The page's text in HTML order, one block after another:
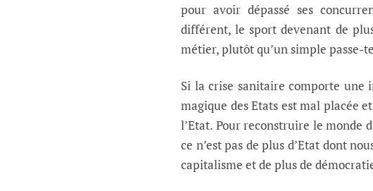
pour avoir dépassé ses
différent, le sport devenant de
métier, plutôt qu’un simple passe-
Si la crise sanitaire comporte une
magique des Etats est mal placée
l’Etat. Pour reconstruire le monde
ce n’est pas de plus d’Etat dont
capitalisme et de plus de